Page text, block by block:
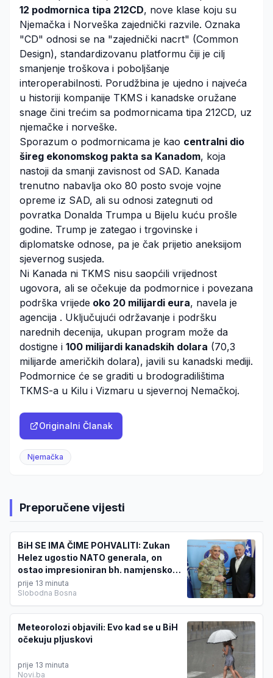
12 podmornica tipa 212CD, nove klase koju su
Njemačka i Norveška zajednički razvile. Oznaka
"CD" odnosi se na "zajednički nacrt" (Common
Design), standardizovanu platformu čiji je cilj
smanjenje troškova i poboljšanje
interoperabilnosti. Porudžbina je ujedno i najveća
u historiji kompanije TKMS i kanadske oružane
snage čini trećim sa podmornicama tipa 212CD, uz
njemačke i norveške.
Sporazum o podmornicama je kao centralni dio
šireg ekonomskog pakta sa Kanadom, koja
nastoji da smanji zavisnost od SAD. Kanada
trenutno nabavlja oko 80 posto svoje vojne
opreme iz SAD, ali su odnosi zategnuti od
povratka Donalda Trumpa u Bijelu kuću prošle
godine. Trump je zategao i trgovinske i
diplomatske odnose, pa je čak prijetio aneksijom
sjevernog susjeda.
Ni Kanada ni TKMS nisu saopćili vrijednost
ugovora, ali se očekuje da podmornice i povezana
podrška vrijede oko 20 milijardi eura, navela je
agencija . Uključujući održavanje i podršku
narednih decenija, ukupan program može da
dostigne i 100 milijardi kanadskih dolara (70,3
milijarde američkih dolara), javili su kanadski mediji.
Podmornice će se graditi u brodogradilištima
TKMS-a u Kilu i Vizmaru u sjevernoj Nemačkoj.
Originalni Članak
Njemačka
Preporučene vijesti
BiH SE IMA ČIME POHVALITI: Zukan
Helez ugostio NATO generala, on
ostao impresioniran bh. namjenskom
industrijom
prije 13 minuta
Slobodna Bosna
Meteorolozi objavili: Evo kad se u BiH
očekuju pljuskovi
prije 13 minuta
Novi.ba